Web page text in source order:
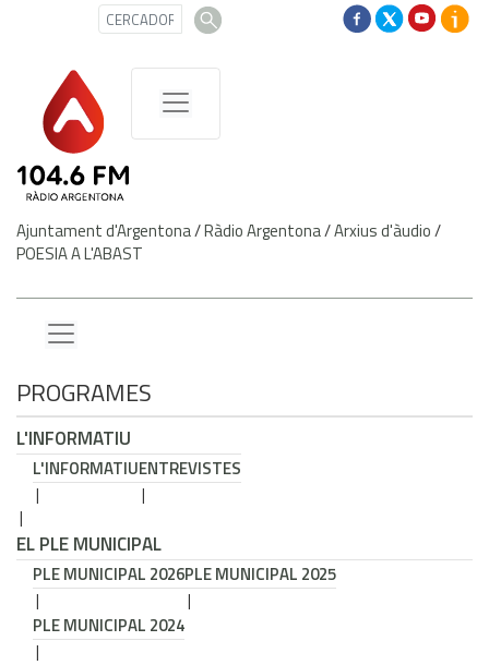
Ajuntament d'Argentona/Ràdio Argentona/Arxius d'àudio/
POESIA A L'ABAST
PROGRAMES
L'INFORMATIU
L'INFORMATIUENTREVISTES
EL PLE MUNICIPAL
PLE MUNICIPAL 2026PLE MUNICIPAL 2025
PLE MUNICIPAL 2024